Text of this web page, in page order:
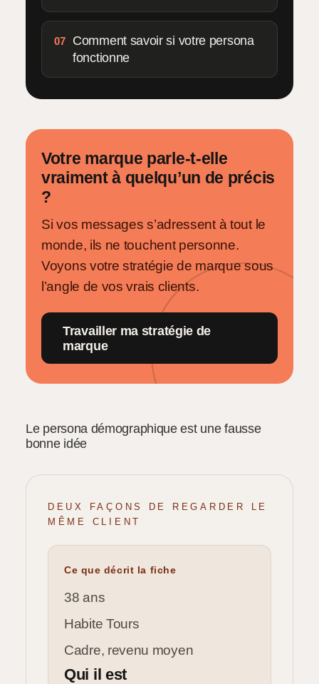
07
Comment savoir si votre persona
fonctionne
Votre marque parle-t-elle
vraiment à quelqu’un de précis
?
Si vos messages s’adressent à tout le
monde, ils ne touchent personne.
Voyons votre stratégie de marque sous
l’angle de vos vrais clients.
Travailler ma stratégie de
marque
Le persona démographique est une fausse
bonne idée
DEUX FAÇONS DE REGARDER LE
MÊME CLIENT
Ce que décrit la fiche
38 ans
Habite Tours
Cadre, revenu moyen
Qui il est